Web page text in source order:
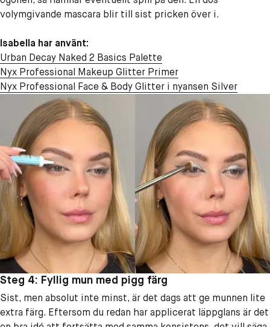
volymgivande mascara blir till sist pricken över i.
Isabella har använt:
Urban Decay Naked 2 Basics Palette
Nyx Professional Makeup Glitter Primer
Nyx Professional Face & Body Glitter i nyansen Silver
Steg 4: Fyllig mun med pigg färg
Sist, men absolut inte minst, är det dags att ge munnen lite
extra färg. Eftersom du redan har applicerat läppglans är det